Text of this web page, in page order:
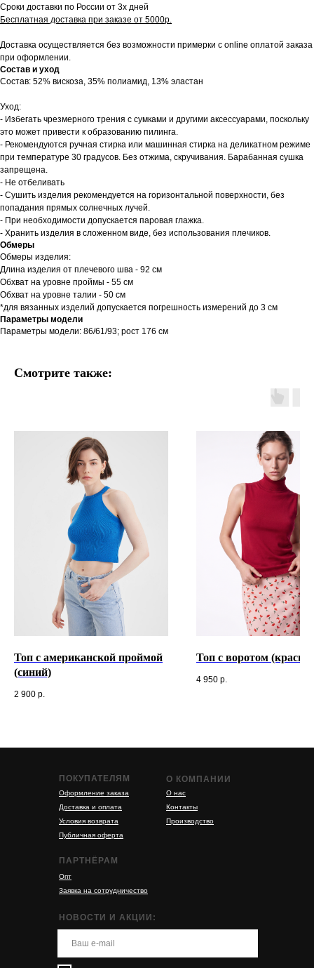
Сроки доставки по России от 3х дней
Бесплатная доставка при заказе от 5000р.
Доставка осуществляется без возможности примерки с online оплатой заказа
при оформлении.
Состав и уход
Состав: 52% вискоза, 35% полиамид, 13% эластан
Уход:
- Избегать чрезмерного трения с сумками и другими аксессуарами, поскольку
это может привести к образованию пилинга.
- Рекомендуются ручная стирка или машинная стирка на деликатном режиме
при температуре 30 градусов. Без отжима, скручивания. Барабанная сушка
запрещена.
- Не отбеливать
- Сушить изделия рекомендуется на горизонтальной поверхности, без
попадания прямых солнечных лучей.
- При необходимости допускается паровая глажка.
- Хранить изделия в сложенном виде, без использования плечиков.
Обмеры
Обмеры изделия:
Длина изделия от плечевого шва - 92 см
Обхват на уровне проймы - 55 см
Обхват на уровне талии - 50 см
*для вязанных изделий допускается погрешность измерений до 3 см
Параметры модели
Параметры модели: 86/61/93; рост 176 см
Смотрите также:
Топ с американской проймой
(синий)
2 900 р.
Топ с воротом
4 950 р.
О КОМПАНИИ
О нас
Контакты
Производство
ПОКУПАТЕЛЯМ
Оформление заказа
Доставка и оплата
Условия возврата
Публичная оферта
ПАРТНЁРАМ
Опт
Заявка на сотрудничество
НОВОСТИ И АКЦИИ: